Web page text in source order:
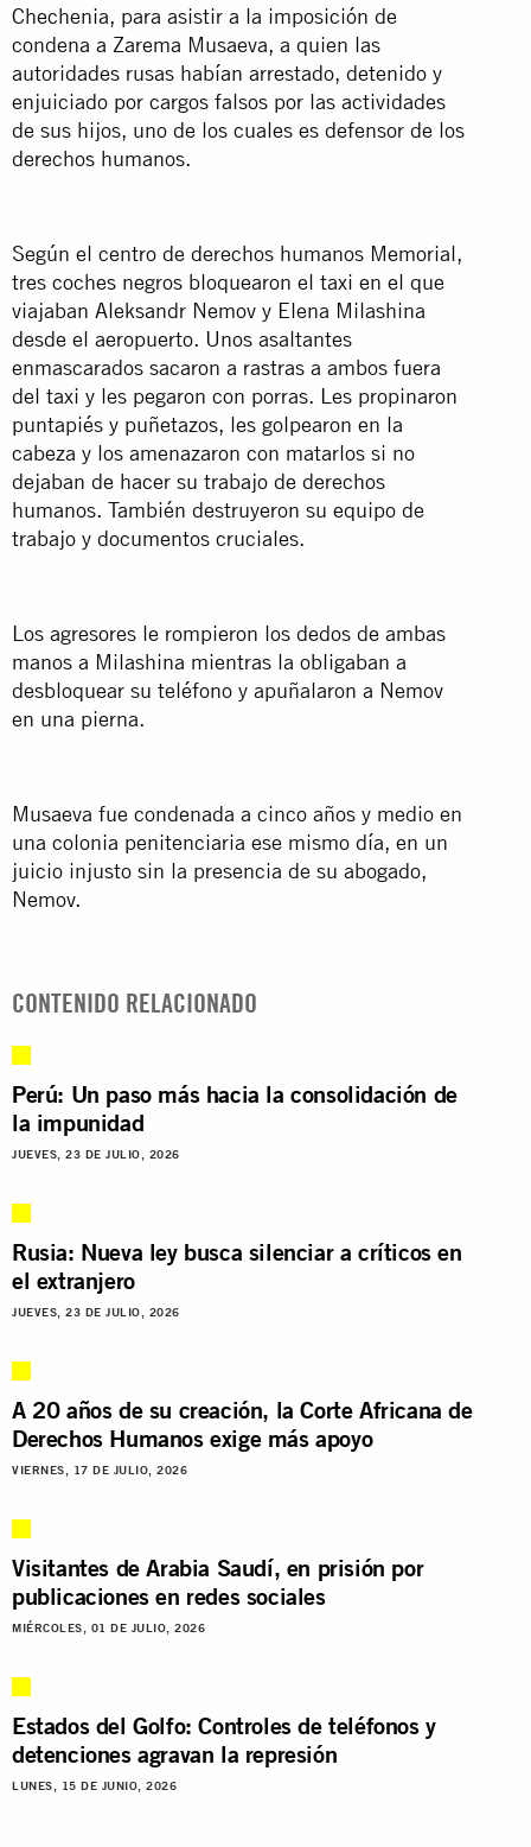
Chechenia, para asistir a la imposición de
condena a Zarema Musaeva, a quien las
autoridades rusas habían arrestado, detenido y
enjuiciado por cargos falsos por las actividades
de sus hijos, uno de los cuales es defensor de los
derechos humanos.
Según el centro de derechos humanos Memorial,
tres coches negros bloquearon el taxi en el que
viajaban Aleksandr Nemov y Elena Milashina
desde el aeropuerto. Unos asaltantes
enmascarados sacaron a rastras a ambos fuera
del taxi y les pegaron con porras. Les propinaron
puntapiés y puñetazos, les golpearon en la
cabeza y los amenazaron con matarlos si no
dejaban de hacer su trabajo de derechos
humanos. También destruyeron su equipo de
trabajo y documentos cruciales.
Los agresores le rompieron los dedos de ambas
manos a Milashina mientras la obligaban a
desbloquear su teléfono y apuñalaron a Nemov
en una pierna.
Musaeva fue condenada a cinco años y medio en
una colonia penitenciaria ese mismo día, en un
juicio injusto sin la presencia de su abogado,
Nemov.
CONTENIDO RELACIONADO
Perú: Un paso más hacia la consolidación de
la impunidad
JUEVES, 23 DE JULIO, 2026
Rusia: Nueva ley busca silenciar a críticos en
el extranjero
JUEVES, 23 DE JULIO, 2026
A 20 años de su creación, la Corte Africana de
Derechos Humanos exige más apoyo
VIERNES, 17 DE JULIO, 2026
Visitantes de Arabia Saudí, en prisión por
publicaciones en redes sociales
MIÉRCOLES, 01 DE JULIO, 2026
Estados del Golfo: Controles de teléfonos y
detenciones agravan la represión
LUNES, 15 DE JUNIO, 2026